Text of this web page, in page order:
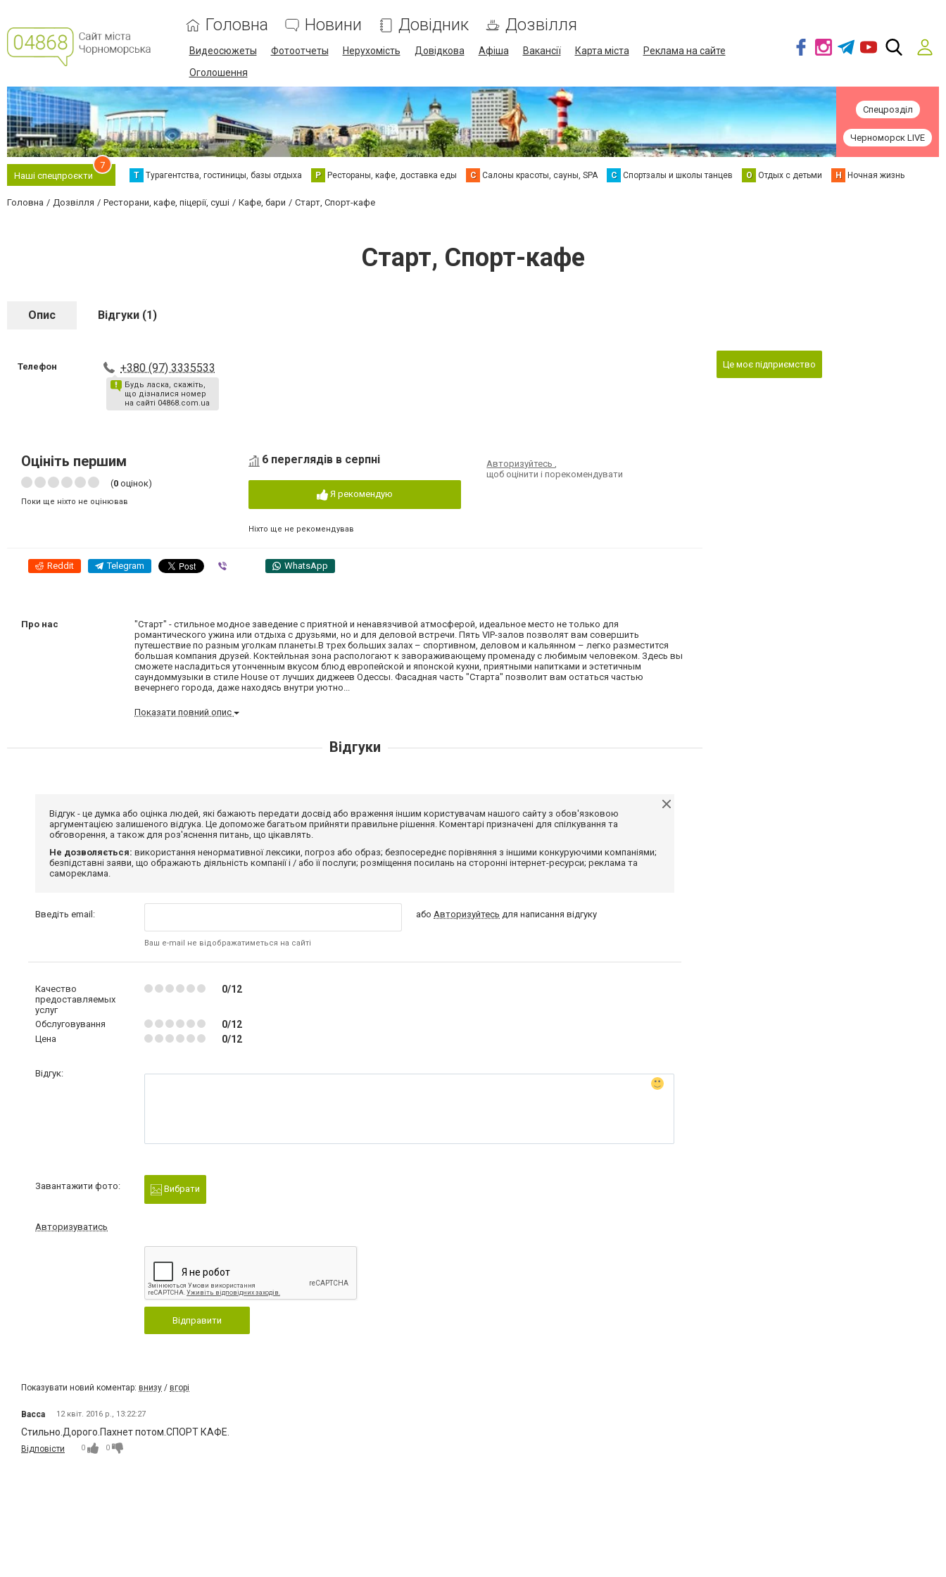
Головна Новини Довідник Дозвілля
Видеосюжеты Фотоотчеты Нерухомість Довідкова Афіша Вакансії Карта міста
Реклама на сайте
Оголошення
Спецрозділ
Черноморск LIVE
Наші спецпроєкти
7
Т Турагентства, гостиницы, базы отдыха Р Рестораны, кафе, доставка еды С Салоны красоты, сауны, SPA С Спортзалы и школы танцев О Отдых с детьми Н Ночная жизнь
Головна Дозвілля Ресторани, кафе, піцерії, суші Кафе, бари Старт, Спорт-кафе
Старт, Спорт-кафе
Опис Відгуки (1)
Телефон +380 (97) 3335533
Будь ласка, скажіть,
що дізналися номер
на сайті 04868.com.ua
Оцініть першим
(0 оцінок)
Поки ще ніхто не оцінював
6 переглядів в серпні
Я рекомендую
Ніхто ще не рекомендував
Авторизуйтесь,
щоб оцінити і порекомендувати
Reddit Telegram WhatsApp
Про нас
"Старт" - стильное модное заведение с приятной и ненавязчивой атмосферой, идеальное место не только для
романтического ужина или отдыха с друзьями, но и для деловой встречи. Пять VIP-залов позволят вам совершить
путешествие по разным уголкам планеты.В трех больших залах – спортивном, деловом и кальянном – легко разместится
большая компания друзей. Коктейльная зона распологают к завораживающему променаду с любимым человеком. Здесь вы
сможете насладиться утонченным вкусом блюд европейской и японской кухни, приятными напитками и эстетичным
саундоммузыки в стиле House от лучших диджеев Одессы. Фасадная часть "Старта" позволит вам остаться частью
вечернего города, даже находясь внутри уютно...
Показати повний опис
Це моє підприємство
Відгуки
Відгук - це думка або оцінка людей, які бажають передати досвід або враження іншим користувачам нашого сайту з обов'язковою
аргументацією залишеного відгука. Це допоможе багатьом прийняти правильне рішення. Коментарі призначені для спілкування та
обговорення, а також для роз'яснення питань, що цікавлять.
Не дозволяється: використання ненормативної лексики, погроз або образ; безпосереднє порівняння з іншими конкуруючими компаніями;
безпідставні заяви, що ображають діяльність компанії і / або її послуги; розміщення посилань на сторонні інтернет-ресурси; реклама та
самореклама.
Введіть email:
Ваш e-mail не відображатиметься на сайті
абоАвторизуйтесь для написання відгуку
Качество
предоставляемых
услуг
0/12
Обслуговування 0/12
Цена 0/12
Відгук:
Завантажити фото: Вибрати
Авторизуватись
Відправити
Показувати новий коментар: внизу / вгорі
Васса 12 квіт. 2016 р., 13:22:27
Стильно.Дорого.Пахнет потом.СПОРТ КАФЕ.
Відповісти 0 0